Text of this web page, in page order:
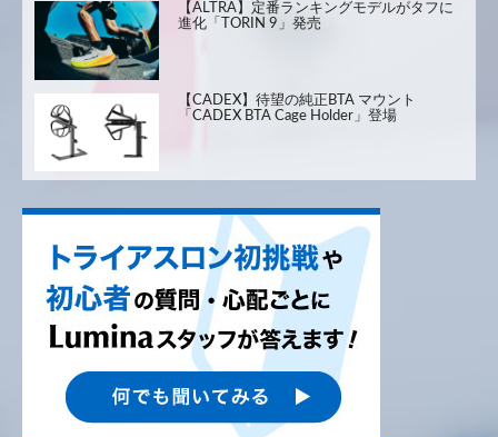
【ALTRA】定番ランキングモデルがタフに
進化「TORIN 9」発売
【CADEX】待望の純正BTA マウント
「CADEX BTA Cage Holder」登場